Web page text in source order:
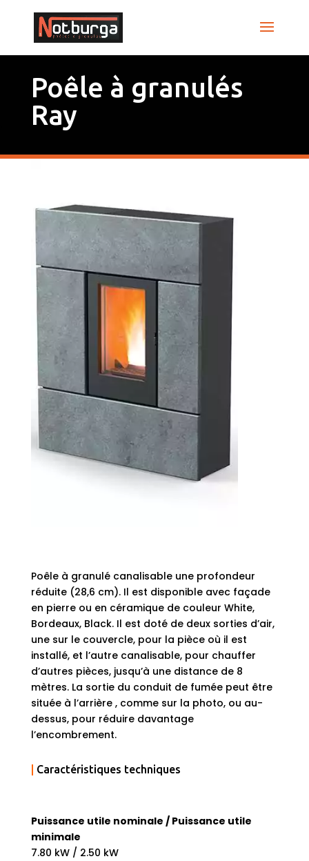
Poêle à granulés
Ray
Poêle à granulé canalisable une profondeur
réduite (28,6 cm). Il est disponible avec façade
en pierre ou en céramique de couleur White,
Bordeaux, Black. Il est doté de deux sorties d’air,
une sur le couvercle, pour la pièce où il est
installé, et l’autre canalisable, pour chauffer
d’autres pièces, jusqu’à une distance de 8
mètres. La sortie du conduit de fumée peut être
située à l’arrière , comme sur la photo, ou au-
dessus, pour réduire davantage
l’encombrement.
Caractéristiques techniques
Puissance utile nominale / Puissance utile
minimale
7.80 kW / 2.50 kW